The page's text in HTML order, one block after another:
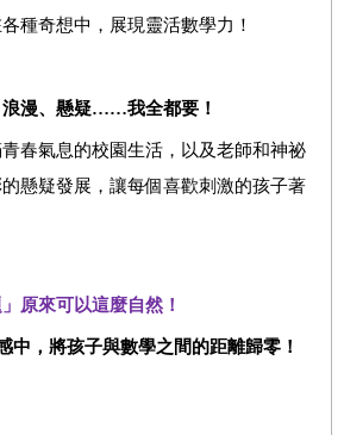
種奇想中，展現靈活數學力！
漫、懸疑……我全都要！
春氣息的校園生活，以及老師和神祕
懸疑發展，讓每個喜歡刺激的孩子著
原來可以這麼自然！
中，將孩子與數學之間的距離歸零！